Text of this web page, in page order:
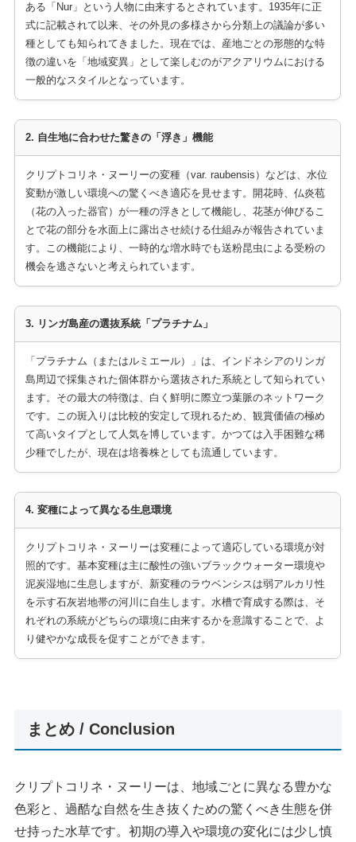
ある「Nur」という人物に由来するとされています。1935年に正
式に記載されて以来、その外見の多様さから分類上の議論が多い
種としても知られてきました。現在では、産地ごとの形態的な特
徴の違いを「地域変異」として楽しむのがアクアリウムにおける
一般的なスタイルとなっています。
2. 自生地に合わせた驚きの「浮き」機能
クリプトコリネ・ヌーリーの変種（var. raubensis）などは、水位
変動が激しい環境への驚くべき適応を見せます。開花時、仏炎苞
（花の入った器官）が一種の浮きとして機能し、花茎が伸びるこ
とで花の部分を水面上に露出させ続ける仕組みが報告されていま
す。この機能により、一時的な増水時でも送粉昆虫による受粉の
機会を逃さないと考えられています。
3. リンガ島産の選抜系統「プラチナム」
「プラチナム（またはルミエール）」は、インドネシアのリンガ
島周辺で採集された個体群から選抜された系統として知られてい
ます。その最大の特徴は、白く鮮明に際立つ葉脈のネットワーク
です。この斑入りは比較的安定して現れるため、観賞価値の極め
て高いタイプとして人気を博しています。かつては入手困難な稀
少種でしたが、現在は培養株としても流通しています。
4. 変種によって異なる生息環境
クリプトコリネ・ヌーリーは変種によって適応している環境が対
照的です。基本変種は主に酸性の強いブラックウォーター環境や
泥炭湿地に生息しますが、新変種のラウベンシスは弱アルカリ性
を示す石灰岩地帯の河川に自生します。水槽で育成する際は、そ
れぞれの系統がどちらの環境に由来するかを意識することで、よ
り健やかな成長を促すことができます。
まとめ / Conclusion
クリプトコリネ・ヌーリーは、地域ごとに異なる豊かな
色彩と、過酷な自然を生き抜くための驚くべき生態を併
せ持った水草です。初期の導入や環境の変化には少し慎